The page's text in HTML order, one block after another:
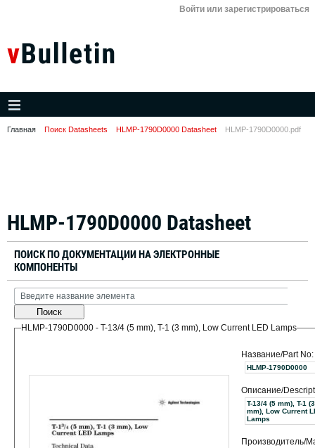
Войти или зарегистрироваться
Главная Поиск Datasheets HLMP-1790D0000 Datasheet HLMP-1790D0000.pdf
HLMP-1790D0000 Datasheet
ПОИСК ПО ДОКУМЕНТАЦИИ НА ЭЛЕКТРОННЫЕ
КОМПОНЕНТЫ
Поиск
HLMP-1790D0000 - T-13/4 (5 mm), T-1 (3 mm), Low Current LED Lamps
Название/Part No:
HLMP-1790D0000
Описание/
T-13/4 (5 mm), T-1 (3
mm), Low Current
Lamps
Производитель/